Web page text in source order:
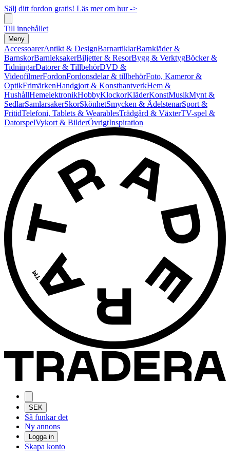
Sälj ditt fordon gratis! Läs mer om hur ->
Till innehållet
Meny
AccessoarerAntikt & DesignBarnartiklarBarnkläder &
BarnskorBarnleksakerBiljetter & ResorBygg & VerktygBöcker &
TidningarDatorer & TillbehörDVD &
VideofilmerFordonFordonsdelar & tillbehörFoto, Kameror &
OptikFrimärkenHandgjort & KonsthantverkHem &
HushållHemelektronikHobbyKlockorKläderKonstMusikMynt &
SedlarSamlarsakerSkorSkönhetSmycken & ÄdelstenarSport &
FritidTelefoni, Tablets & WearablesTrädgård & VäxterTV-spel &
DatorspelVykort & BilderÖvrigtInspiration
SEK
Så funkar det
Ny annons
Logga in
Skapa konto